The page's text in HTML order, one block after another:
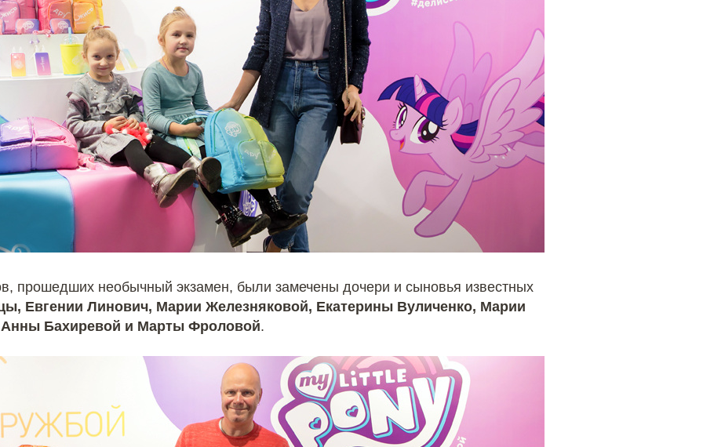
прошедших необычный экзамен, были замечены дочери и сыновья известных
Евгении Линович, Марии Железняковой, Екатерины Вуличенко, Марии
Анны Бахиревой и Марты Фроловой.